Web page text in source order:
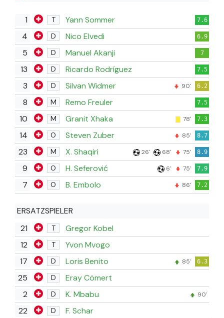
1 T Yann Sommer 7.6
4 D Nico Elvedi 6.9
5 D Manuel Akanji 7
13 D Ricardo Rodríguez 7.5
3 D Silvan Widmer 90' 6.2
8 M Remo Freuler 7.5
10 M Granit Xhaka 78' 7.3
14 O Steven Zuber 85' 8.7
23 M X. Shaqiri 26' 68' 75' 8.9
9 O H. Seferović 6' 75' 7.9
7 O B. Embolo 86' 7.2
ERSATZSPIELER
21
T
Gregor Kobel
12
T
Yvon Mvogo
17
D Loris Benito 85' 6.3
25 D
Eray Cömert
2
D K. Mbabu 90'
22 D
F. Schar